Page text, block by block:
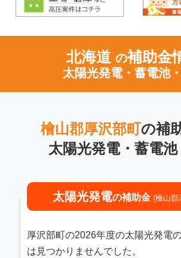
北海道 の補助金
太陽光発電・蓄電池
檜山郡厚沢部町の補
太陽光発電・蓄電池
太陽光発電の補助金 (檜山郡
厚沢部町の2026年度の太陽光発電
は見つかりませんでした。